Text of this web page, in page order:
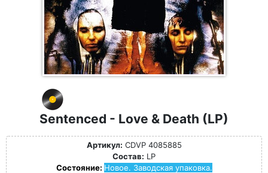
Sentenced - Love & Death (LP)
Артикул: CDVP 4085885
Состав: LP
Состояние: Новое. Заводская упаковка.